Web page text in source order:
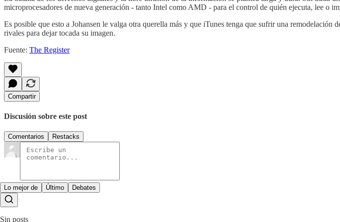
microprocesadores de nueva generación - tanto Intel como AMD - para el control de quién ejecuta, lee o
Es posible que esto a Johansen le valga otra querella más y que iTunes tenga que sufrir una
rivales para dejar tocada su imagen.
Fuente: The Register
Compartir
Discusión sobre este post
Comentarios Restacks
Lo mejor de Último Debates
Sin posts